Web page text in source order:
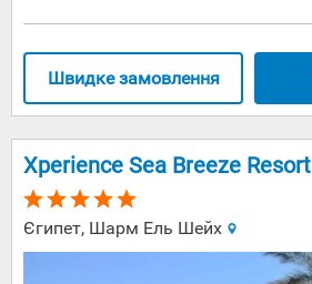
Швидке замовлення
Xperience Sea Breeze Resort
Єгипет, Шарм Ель Шейх